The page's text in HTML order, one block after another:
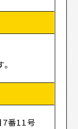
7番11号